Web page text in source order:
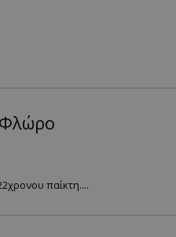
παίκτη....